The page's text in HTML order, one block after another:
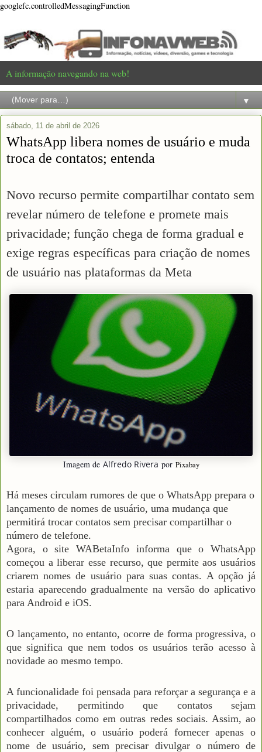
googlefc.controlledMessagingFunction
A informação navegando na web!
▼
sábado, 11 de abril de 2026
WhatsApp libera nomes de usuário e muda
troca de contatos; entenda
Novo recurso permite compartilhar contato sem
revelar número de telefone e promete mais
privacidade; função chega de forma gradual e
exige regras específicas para criação de nomes
de usuário nas plataformas da Meta
Imagem de Alfredo Rivera por Pixabay
Há meses circulam rumores de que o WhatsApp prepara o
lançamento de nomes de usuário, uma mudança que
permitirá trocar contatos sem precisar compartilhar o
número de telefone.
Agora, o site WABetaInfo informa que o WhatsApp
começou a liberar esse recurso, que permite aos usuários
criarem nomes de usuário para suas contas. A opção já
estaria aparecendo gradualmente na versão do aplicativo
para Android e iOS.
O lançamento, no entanto, ocorre de forma progressiva, o
que significa que nem todos os usuários terão acesso à
novidade ao mesmo tempo.
A funcionalidade foi pensada para reforçar a segurança e a
privacidade, permitindo que contatos sejam
compartilhados como em outras redes sociais. Assim, ao
conhecer alguém, o usuário poderá fornecer apenas o
nome de usuário, sem precisar divulgar o número de